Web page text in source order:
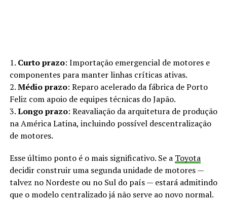
1. Curto prazo: Importação emergencial de motores e
componentes para manter linhas críticas ativas.
2.Médio prazo: Reparo acelerado da fábrica de Porto
Feliz com apoio de equipes técnicas do Japão.
3.Longo prazo: Reavaliação da arquitetura de produção
na América Latina, incluindo possível descentralização
de motores.
Esse último ponto é o mais significativo. Se a Toyota
decidir construir uma segunda unidade de motores —
talvez no Nordeste ou no Sul do país — estará admitindo
que o modelo centralizado já não serve ao novo normal.